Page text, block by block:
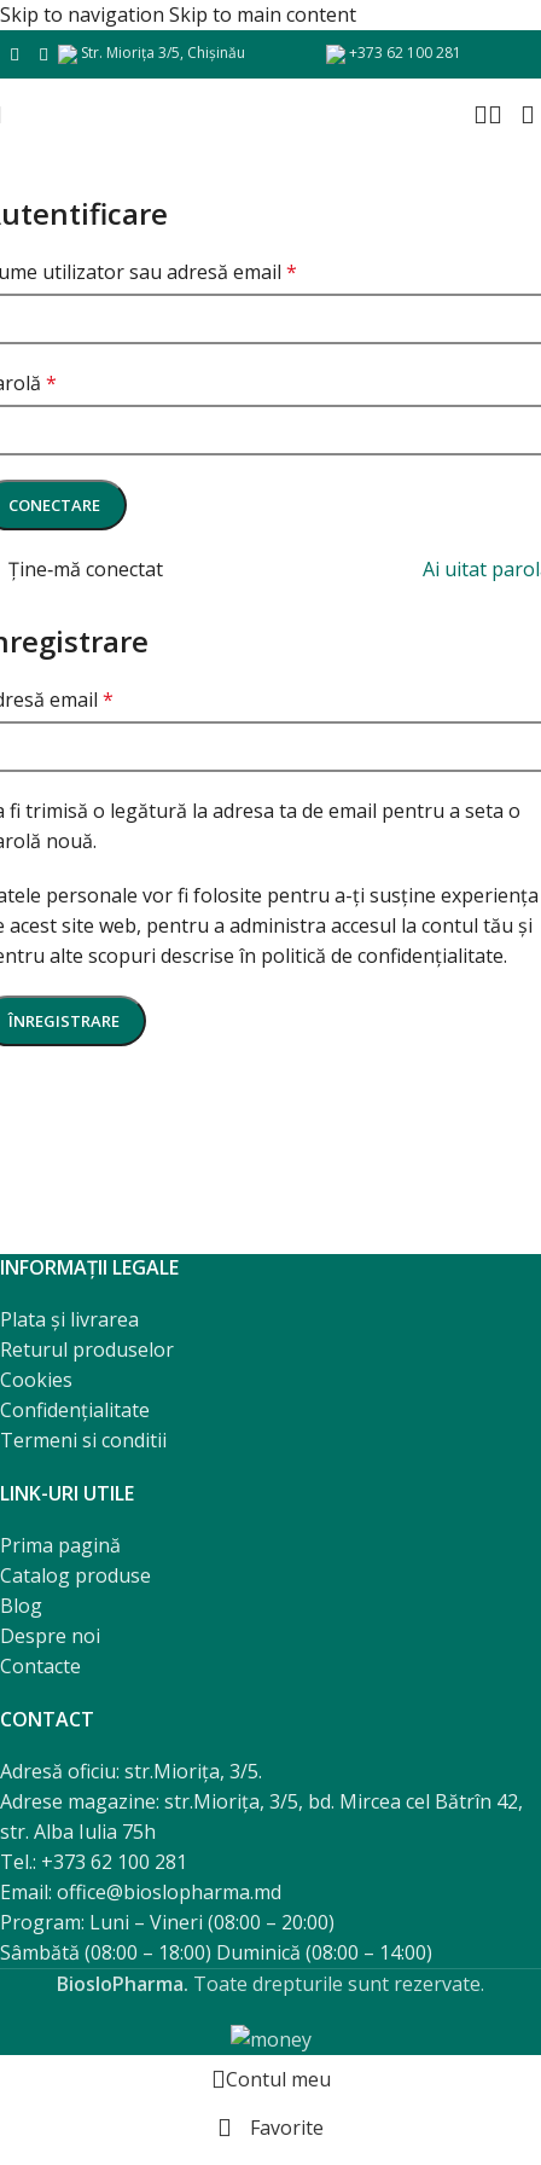
Skip to navigation Skip to main content
Str. Miorița 3/5, Chișinău +373 62 100 281
utilizator sau adresă email *
*
CONECTARE
Ai uitat
Ține‑mă conectat
email *
fi trimisă o legătură la adresa ta de email pentru a seta o
nouă.
personale vor fi folosite pentru a-ți susține experiența
acest site web, pentru a administra accesul la contul tău și
alte scopuri descrise în politică de confidențialitate.
ÎNREGISTRARE
INFORMAȚII LEGALE
Plata și livrarea
Returul produselor
Cookies
Confidențialitate
Termeni si conditii
LINK-URI UTILE
Prima pagină
Catalog produse
Blog
Despre noi
Contacte
CONTACT
Adresă oficiu: str.Miorița, 3/5.
Adrese magazine: str.Miorița, 3/5, bd. Mircea cel Bătrîn 42,
str. Alba Iulia 75h
Tel.: +373 62 100 281
Email: office@bioslopharma.md
Program: Luni – Vineri (08:00 – 20:00)
Sâmbătă (08:00 – 18:00) Duminică (08:00 – 14:00)
BiosloPharma. Toate drepturile sunt rezervate.
Contul meu
Favorite